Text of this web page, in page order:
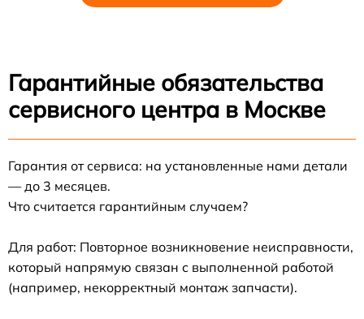
Гарантийные обязательства
сервисного центра в Москве
Гарантия от сервиса: на установленные нами детали
— до 3 месяцев.
Что считается гарантийным случаем?
Для работ: Повторное возникновение неисправности,
который напрямую связан с выполненной работой
(например, некорректный монтаж запчасти).